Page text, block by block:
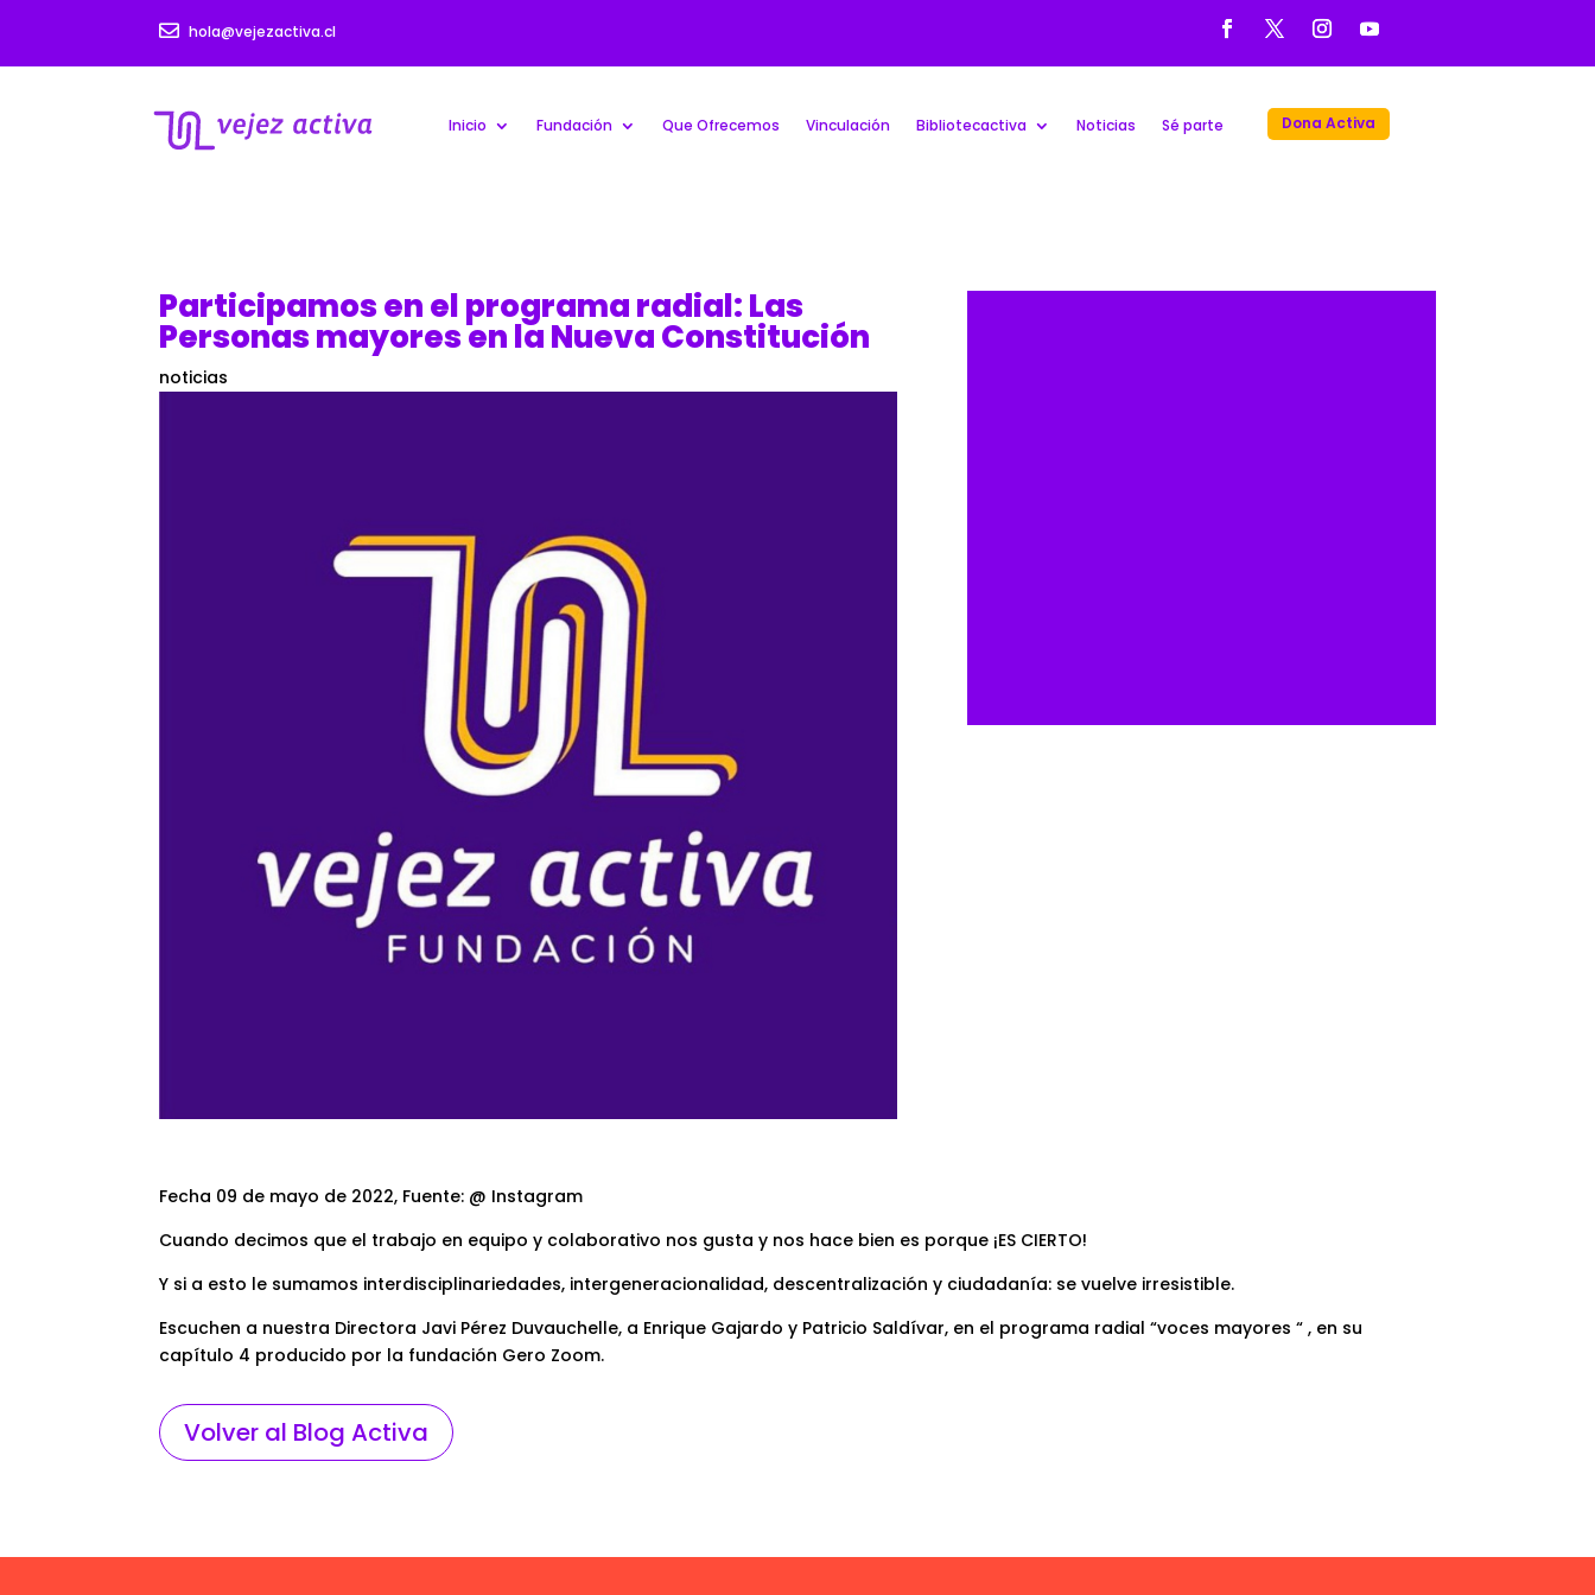
 hola@vejezactiva.cl
Inicio Fundación Que Ofrecemos Vinculación Bibliotecactiva Noticias Sé parte Dona Activa
Participamos en el programa radial: Las
Personas mayores en la Nueva Constitución
noticias
Fecha 09 de mayo de 2022, Fuente: @ Instagram
Cuando decimos que el trabajo en equipo y colaborativo nos gusta y nos hace bien es porque ¡ES CIERTO!
Y si a esto le sumamos interdisciplinariedades, intergeneracionalidad, descentralización y ciudadanía: se vuelve irresistible.
Escuchen a nuestra Directora Javi Pérez Duvauchelle, a Enrique Gajardo y Patricio Saldívar, en el programa radial “voces mayores “ , en su
capítulo 4 producido por la fundación Gero Zoom.
Volver al Blog Activa